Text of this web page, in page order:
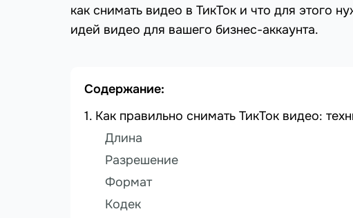
как снимать видео в ТикТок и что для этого
идей видео для вашего бизнес-аккаунта.
Содержание:
Как правильно снимать ТикТок видео:
Длина
Разрешение
Формат
Кодек